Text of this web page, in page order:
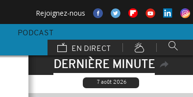
Rejoignez-nous
PODCAST
EN DIRECT
DERNIÈRE MINUTE
7 août 2026